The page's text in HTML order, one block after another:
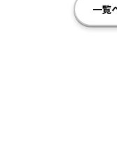
一覧